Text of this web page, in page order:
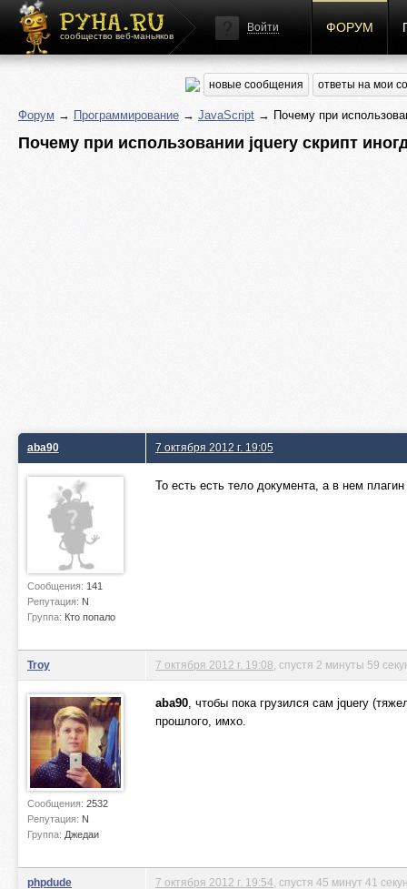
сообщество веб-маньяков
Войти ФОРУМ
новые сообщения ответы на мои
Форум → Программирование → JavaScript → Почему при
Почему при использовании jquery скрипт
aba90
Сообщения: 141
Репутация: N
Группа: Кто попало
7 октября 2012 г. 19:05
То есть есть тело документа, а в нем
Troy
Сообщения: 2532
Репутация: N
Группа: Джедаи
7 октября 2012 г. 19:08 , спустя 2 минуты 59
aba90, чтобы пока грузился сам jquery
прошлого, имхо.
phpdude 7 октября 2012 г. 19:54 , спустя 45 минут 41